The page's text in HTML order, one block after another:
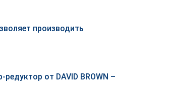
производить
от DAVID BROWN –